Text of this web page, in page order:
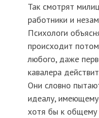
Так смотрят
работники и
Психологи
происходит
любого, даже
кавалера
Они словно
идеалу,
хотя бы к общему